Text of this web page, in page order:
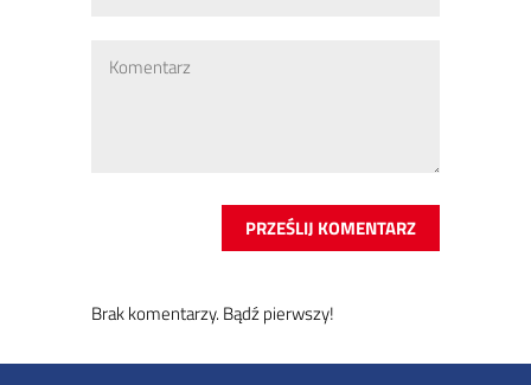
Brak ko­men­ta­rzy. Bądź pierw­szy!